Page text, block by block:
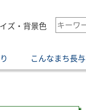
ズ・背景色
検
索
ー
ワ
こんなまち長与